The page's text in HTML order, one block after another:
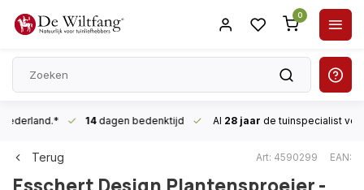
0
14dagen bedenktijd Al 28 jaar de tuinspecialist
Terug Art: 4590299 EAN: